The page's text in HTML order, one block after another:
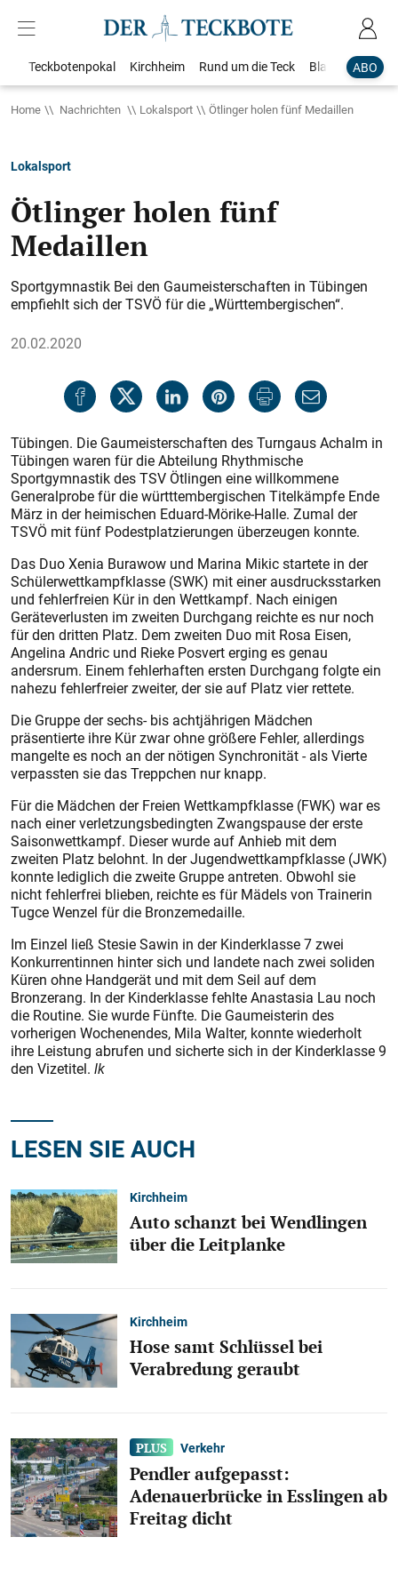
ABO
Teckbotenpokal Kirchheim Rund um die Teck Blaulicht
Home Nachrichten Lokalsport Ötlinger holen fünf Medaillen
Lokalsport
Ötlinger holen fünf
Medaillen
Sportgymnastik Bei den Gaumeisterschaften in Tübingen
empfiehlt sich der TSVÖ für die „Württembergischen“.
20.02.2020
Tübingen. Die Gaumeisterschaften des Turngaus Achalm in
Tübingen waren für die Abteilung Rhythmische
Sportgymnastik des TSV Ötlingen eine willkommene
Generalprobe für die württtembergischen Titelkämpfe Ende
März in der heimischen Eduard-Mörike-Halle. Zumal der
TSVÖ mit fünf Podestplatzierungen überzeugen konnte.
Das Duo Xenia Burawow und Marina Mikic startete in der
Schülerwettkampfklasse (SWK) mit einer ausdrucksstarken
und fehlerfreien Kür in den Wettkampf. Nach einigen
Geräteverlusten im zweiten Durchgang reichte es nur noch
für den dritten Platz. Dem zweiten Duo mit Rosa Eisen,
Angelina Andric und Rieke Posvert erging es genau
andersrum. Einem fehlerhaften ersten Durchgang folgte ein
nahezu fehlerfreier zweiter, der sie auf Platz vier rettete.
Die Gruppe der sechs- bis achtjährigen Mädchen
präsentierte ihre Kür zwar ohne größere Fehler, allerdings
mangelte es noch an der nötigen Synchronität - als Vierte
verpassten sie das Treppchen nur knapp.
Für die Mädchen der Freien Wettkampfklasse (FWK) war es
nach einer verletzungsbedingten Zwangspause der erste
Saisonwettkampf. Dieser wurde auf Anhieb mit dem
zweiten Platz belohnt. In der Jugendwettkampfklasse (JWK)
konnte lediglich die zweite Gruppe antreten. Obwohl sie
nicht fehlerfrei blieben, reichte es für Mädels von Trainerin
Tugce Wenzel für die Bronzemedaille.
Im Einzel ließ Stesie Sawin in der Kinderklasse 7 zwei
Konkurrentinnen hinter sich und landete nach zwei soliden
Küren ohne Handgerät und mit dem Seil auf dem
Bronzerang. In der Kinderklasse fehlte Anastasia Lau noch
die Routine. Sie wurde Fünfte. Die Gaumeisterin des
vorherigen Wochenendes, Mila Walter, konnte wiederholt
ihre Leistung abrufen und sicherte sich in der Kinderklasse 9
den Vizetitel. lk
LESEN SIE AUCH
Kirchheim
Auto schanzt bei Wendlingen
über die Leitplanke
Kirchheim
Hose samt Schlüssel bei
Verabredung geraubt
Verkehr
Pendler aufgepasst:
Adenauerbrücke in Esslingen ab
Freitag dicht